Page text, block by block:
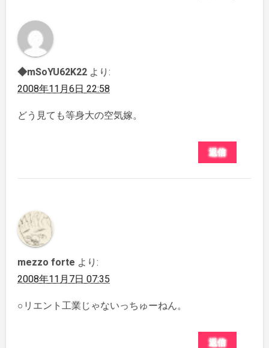
◆mSoYU62K22 より:
2008年11月6日 22:58
どう見ても等身大の空気嫁。
返信
mezzo forte より:
2008年11月7日 07:35
○リエント工業じゃないっちゅーねん。
返信